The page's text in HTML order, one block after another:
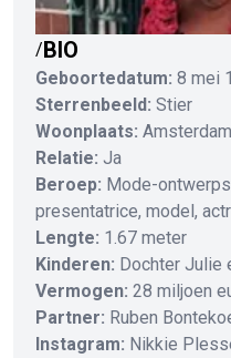
/BIO
Geboortedatum: 8 mei
Sterrenbeeld: Stier
Woonplaats: Amsterdam
Relatie: Ja
Beroep: Mode-
presentatrice, model,
Lengte: 1.67 meter
Kinderen: Dochter Julie
Vermogen: 28 miljoen
Partner: Ruben
Instagram: Nikkie